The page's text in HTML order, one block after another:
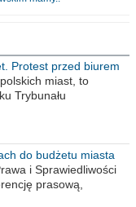
Protest przed biurem
miast, to
Trybunału
do budżetu miasta
i Sprawiedliwości
prasową,